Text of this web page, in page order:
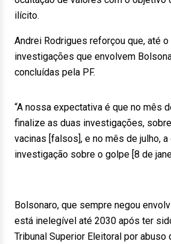
ilícito.
Andrei Rodrigues reforçou que, até
investigações que envolvem
concluídas pela PF.
“A nossa expectativa é que no mês
finalize as duas investigações,
vacinas [falsos], e no mês de julho,
investigação sobre o golpe [8 de
Bolsonaro, que sempre negou
está inelegível até 2030 após ter
Tribunal Superior Eleitoral por